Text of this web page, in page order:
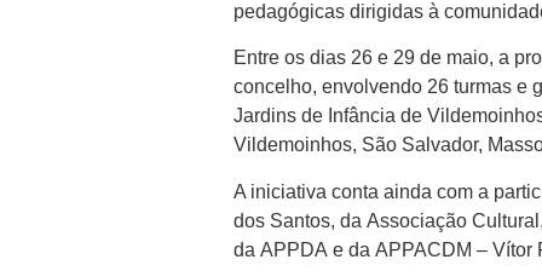
pedagógicas dirigidas à
Entre os dias 26 e 29 de maio, a
concelho, envolvendo 26 turmas e
Jardins de Infância de
Vildemoinhos, São Salvador,
A iniciativa conta ainda com a
dos Santos, da Associação
da APPDA e da APPACDM – Vítor